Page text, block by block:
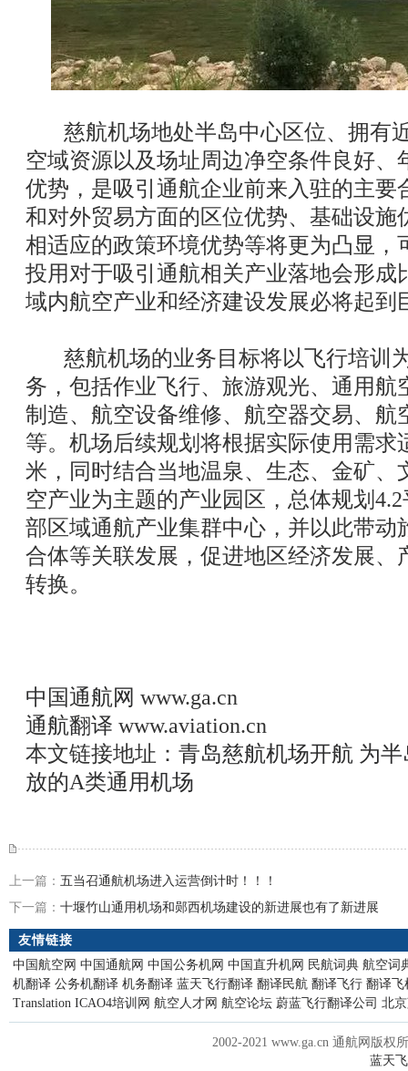
慈航机场地处半岛中心区位、拥有
空域资源以及场址周边净空条件良好、
优势，是吸引通航企业前来入驻的主要
和对外贸易方面的区位优势、基础设施
相适应的政策环境优势等将更为凸显，
投用对于吸引通航相关产业落地会形成
域内航空产业和经济建设发展必将起到
慈航机场的业务目标将以飞行培训
务，包括作业飞行、旅游观光、通用航
制造、航空设备维修、航空器交易、航
等。机场后续规划将根据实际使用需求
米，同时结合当地温泉、生态、金矿、
空产业为主题的产业园区，总体规划
部区域通航产业集群中心，并以此带动
合体等关联发展，促进地区经济发展、
转换。
中国通航网 www.ga.cn
通航翻译 www.aviation.cn
本文链接地址： 青岛慈航机场开航 为
放的A类通用机场
上一篇： 五当召通航机场进入运营倒计时！！！
下一篇： 十堰竹山通用机场和郧西机场建设的新进展也有了新进展
友情链接
中国航空网 中国通航网 中国公务机网 中国直升机网 民航词典 航空词
机翻译 公务机翻译 机务翻译 蓝天飞行翻译 翻译民航 翻译飞行 翻译飞
Translation ICAO4培训网 航空人才网 航空论坛 蔚蓝飞行翻译公司 北
2002-2021 www.ga.cn 通航网版权
蓝天